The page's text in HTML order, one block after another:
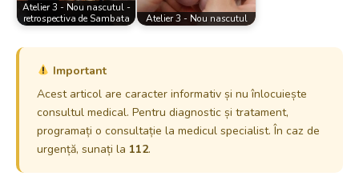
Atelier 3 - Nou nascutul -
retrospectiva de Sambata
Atelier 3 - Nou nascutul
Important
Acest articol are caracter informativ și nu înlocuiește
consultul medical. Pentru diagnostic și tratament,
programați o consultație la medicul specialist. În caz de
urgență, sunați la 112.